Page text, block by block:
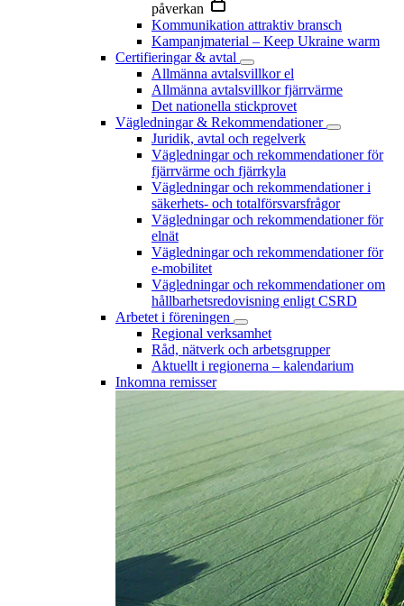
påverkan
Kommunikation attraktiv bransch
Kampanjmaterial – Keep Ukraine warm
Certifieringar & avtal
Allmänna avtalsvillkor el
Allmänna avtalsvillkor fjärrvärme
Det nationella stickprovet
Vägledningar & Rekommendationer
Juridik, avtal och regelverk
Vägledningar och rekommendationer för
fjärrvärme och fjärrkyla
Vägledningar och rekommendationer i
säkerhets- och totalförsvarsfrågor
Vägledningar och rekommendationer för
elnät
Vägledningar och rekommendationer för
e-mobilitet
Vägledningar och rekommendationer om
hållbarhetsredovisning enligt CSRD
Arbetet i föreningen
Regional verksamhet
Råd, nätverk och arbetsgrupper
Aktuellt i regionerna – kalendarium
Inkomna remisser